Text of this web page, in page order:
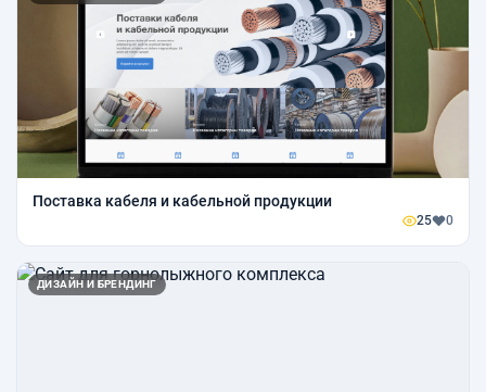
Поставка кабеля и кабельной продукции
25 0
ДИЗАЙН И БРЕНДИНГ